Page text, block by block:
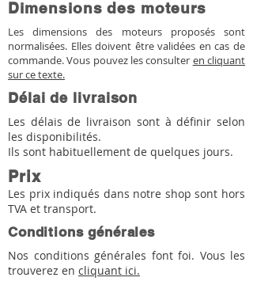
Dimensions des moteurs
Les dimensions des moteurs proposés sont
normalisées. Elles doivent être validées en cas de
commande. Vous pouvez les consulter en cliquant
sur ce texte.
Délai de livraison
Les délais de livraison sont à définir selon
les disponibilités.
Ils sont habituellement de quelques jours.
Prix
Les prix indiqués dans notre shop sont hors
TVA et transport.
Conditions générales
Nos conditions générales font foi. Vous les
trouverez en cliquant ici.